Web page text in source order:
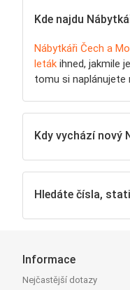
Kde najdu
Nábytkáři Čech a
leták ihned, jakmile
tomu si naplánujete
Kdy vychází nový
Hledáte čísla,
Informace
Nejčastější dotazy